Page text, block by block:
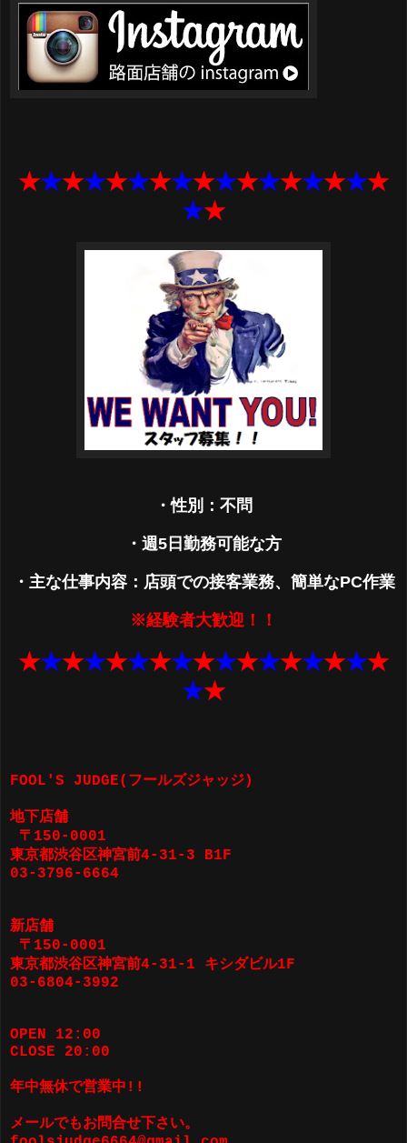
★★★★★★★★★★★★★★★★★
★★
・性別：不問
・週5日勤務可能な方
・主な仕事内容：店頭での接客業務、簡単なPC作業
※経験者大歓迎！！
★★★★★★★★★★★★★★★★★
★★
FOOL'S JUDGE(フールズジャッジ)
地下店舗
〒150-0001
東京都渋谷区神宮前4-31-3 B1F
03-3796-6664
新店舗
〒150-0001
東京都渋谷区神宮前4-31-1 キシダビル1F
03-6804-3992
OPEN 12:00
CLOSE 20:00
年中無休で営業中!!
メールでもお問合せ下さい。